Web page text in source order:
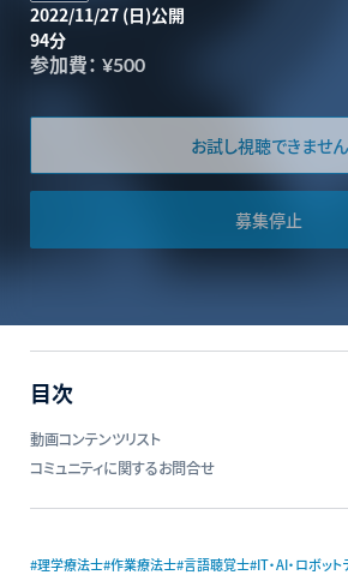
2022/11/27 (日)公開
94分
参加費： ¥500
お試し視聴できません
募集停止
目次
動画コンテンツリスト
コミュニティに関するお問合せ
#理学療法士#作業療法士#言語聴覚士#IT・AI・ロボッ